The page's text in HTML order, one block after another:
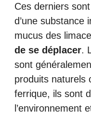
Ces derniers
d’une substance
mucus des
de se déplacer.
sont
produits naturels
ferrique, ils sont
l’environnement